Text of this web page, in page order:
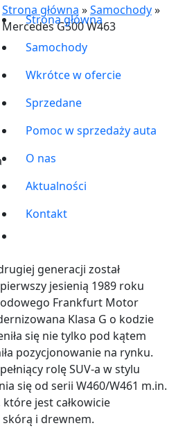
Strona główna
Samochody
Wkrótce w ofercie
Sprzedane
Pomoc w sprzedaży auta
O nas
Aktualności
Kontakt
Strona główna »Samochody»
Mercedes G500 W463
generacji został
jesienią 1989 roku
Frankfurt Motor
Klasa G o kodzie
się nie tylko pod kątem
pozycjonowanie na rynku.
rolę SUV-a w stylu
się od serii W460/W461 m.in.
jest całkowicie
i drewnem.